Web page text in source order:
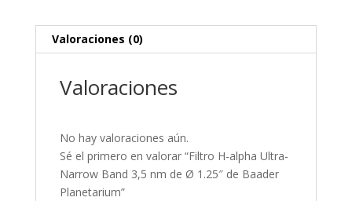
Baader
Valoraciones (0)
Valoraciones
No hay valoraciones aún.
Sé el primero en valorar “Filtro H-alpha Ultra-
Narrow Band 3,5 nm de Ø 1.25″ de Baader
Planetarium”